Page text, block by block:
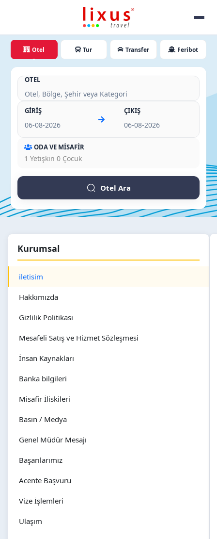
Otel Tur Transfer Feribot
OTEL
GİRİŞ ÇIKIŞ
ODA VE MİSAFİR
1 Yetişkin 0 Çocuk
Otel Ara
Kurumsal
iletisim
Hakkımızda
Gizlilik Politikası
Mesafeli Satış ve Hizmet Sözleşmesi
İnsan Kaynakları
Banka bilgileri
Misafir İliskileri
Basın / Medya
Genel Müdür Mesajı
Başarılarımız
Acente Başvuru
Vize İşlemleri
Ulaşım